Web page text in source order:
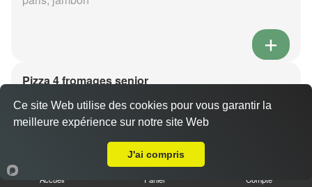
Pizza 4 fromages senior
Dès11.00 €
Base sauce tomate, mozzarella, roquefort, chèvre,
Accueil Panier Compte
Ce site Web utilise des cookies pour vous garantir la
meilleure expérience sur notre site Web
J'ai compris